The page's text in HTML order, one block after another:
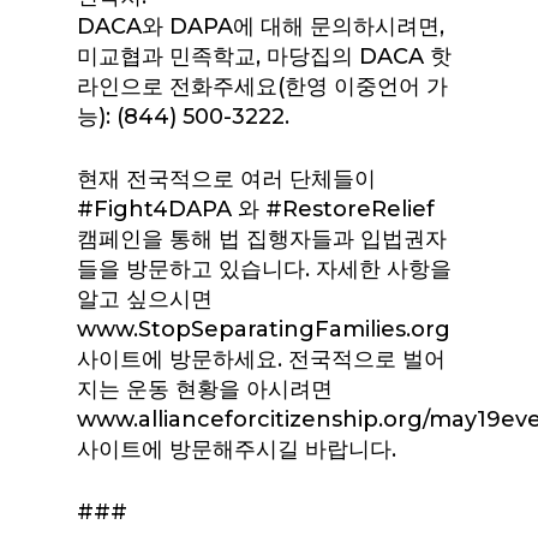
DACA와 DAPA에 대해 문의하시려면,
미교협과 민족학교, 마당집의 DACA 핫
라인으로 전화주세요(한영 이중언어 가
능): (844) 500-3222.
현재 전국적으로 여러 단체들이
#Fight4DAPA 와 #RestoreRelief
캠페인을 통해 법 집행자들과 입법권자
들을 방문하고 있습니다. 자세한 사항을
알고 싶으시면
www.StopSeparatingFamilies.org
사이트에 방문하세요. 전국적으로 벌어
지는 운동 현황을 아시려면
www.allianceforcitizenship.org/
사이트에 방문해주시길 바랍니다.
###